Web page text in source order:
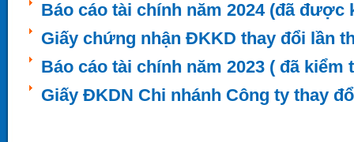
Báo cáo tài chính năm 2024 (đã được
Giấy chứng nhận ĐKKD thay đổi lần
Báo cáo tài chính năm 2023 ( đã kiểm
Giấy ĐKDN Chi nhánh Công ty thay